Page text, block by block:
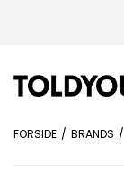
FORSIDE BRANDS